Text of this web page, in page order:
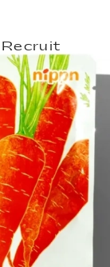
Recruit